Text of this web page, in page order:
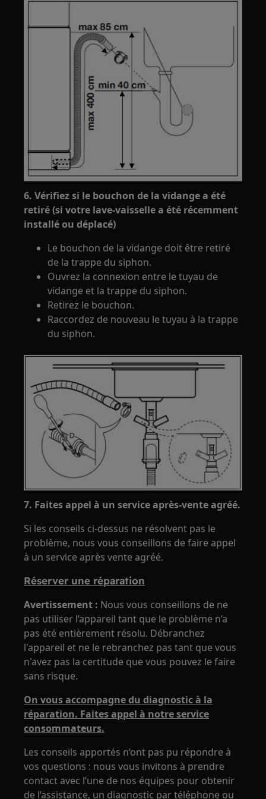
6. Vérifiez si le bouchon de la vidange a été
retiré (si votre lave-vaisselle a été récemment
installé ou déplacé)
Le bouchon de la vidange doit être retiré
de la trappe du siphon.
Ouvrez la connexion entre le tuyau de
vidange et la trappe du siphon.
Retirez le bouchon.
Raccordez de nouveau le tuyau à la trappe
du siphon.
7. Faites appel à un service après-vente agréé.
Si les conseils ci-dessus ne résolvent pas le
problème, nous vous conseillons de faire appel
à un service après vente agréé.
Réserver une réparation
Avertissement : Nous vous conseillons de ne
pas utiliser l’appareil tant que le problème n’a
pas été entièrement résolu. Débranchez
l'appareil et ne le rebranchez pas tant que vous
n'avez pas la certitude que vous pouvez le faire
sans risque.
On vous accompagne du diagnostic à la
réparation. Faites appel à notre service
consommateurs.
Les conseils apportés n’ont pas pu répondre à
vos questions : nous vous invitons à prendre
contact avec l’une de nos équipes pour obtenir
de l’assistance, un diagnostic par téléphone ou